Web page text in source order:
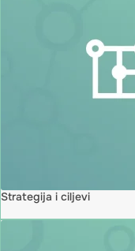
Strategija i ciljevi